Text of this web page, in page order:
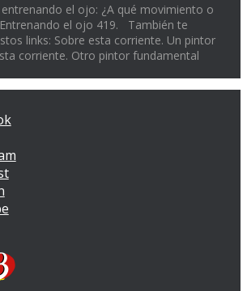
entrenando el ojo: ¿A qué movimiento o
el ojo 419. También te
links: Sobre esta corriente. Un pintor
corriente. Otro pintor fundamental